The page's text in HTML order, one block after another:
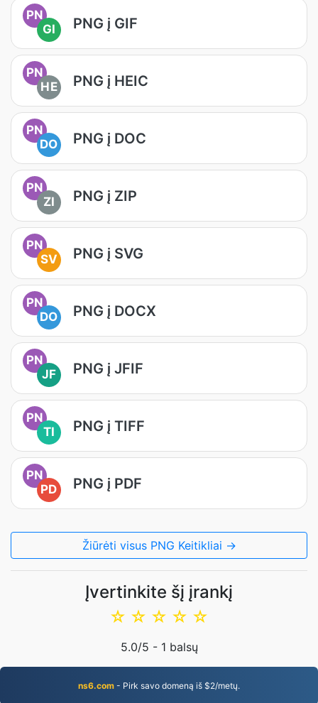
PN
GI
PNG į GIF
PN
HE
PNG į HEIC
PN
DO
PNG į DOC
PN
ZI
PNG į ZIP
PN
SV
PNG į SVG
PN
DO
PNG į DOCX
PN
JF
PNG į JFIF
PN
TI
PNG į TIFF
PN
PD
PNG į PDF
Žiūrėti visus PNG Keitikliai →
Įvertinkite šį įrankį
☆
☆
☆
☆
☆
5.0/5 - 1 balsų
ns6.com - Pirk savo domeną iš $2/metų.